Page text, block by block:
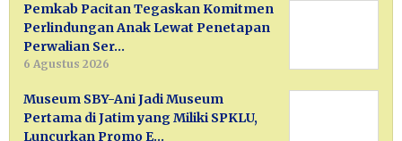
Pemkab Pacitan Tegaskan Komitmen
Perlindungan Anak Lewat Penetapan
Perwalian Ser…
6 Agustus 2026
Museum SBY-Ani Jadi Museum
Pertama di Jatim yang Miliki SPKLU,
Luncurkan Promo E…